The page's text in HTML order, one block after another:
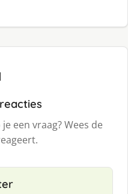
een vraag? Wees de